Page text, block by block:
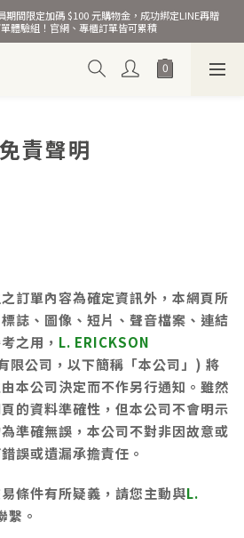
銷千萬條彈力髮圈！
期間限定加碼 $100 元購物金，成功綁定LINE再贈
體驗組！官網、專櫃訂單皆可累積
熱銷千萬條彈力髮圈！
免責聲明
訂單內容為確定資訊外，本網頁所
誌、圖像、短片、聲音檔案、連結
之用， L. ERICKSON
限公司 ，以下簡稱「本公司」 ) 將
本公司決定而不作另行通知。雖然
的資料準確性，但本公司不會明示
準確無誤，本公司不對非因故意或
誤或遺漏承擔責任。
條件有所疑義，請您主動與L.
繫 。